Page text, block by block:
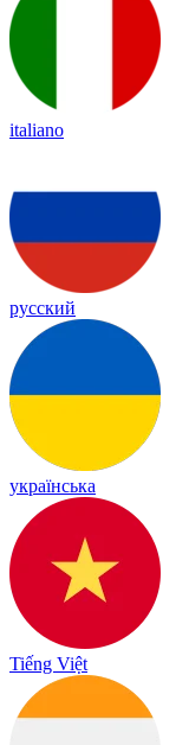
italiano
русский
українська
Tiếng Việt